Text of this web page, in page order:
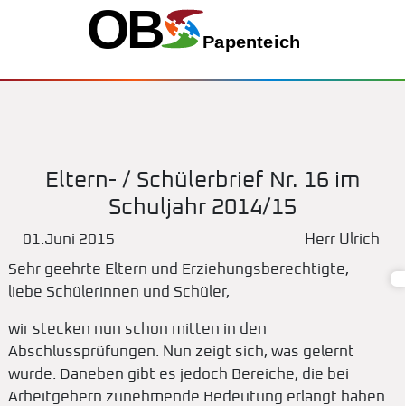
Eltern- / Schülerbrief Nr. 16 im
Schuljahr 2014/15
01.Juni 2015
Herr Ulrich
Sehr geehrte Eltern und Erziehungsberechtigte,
liebe Schülerinnen und Schüler,
wir stecken nun schon mitten in den
Abschlussprüfungen. Nun zeigt sich, was gelernt
wurde. Daneben gibt es jedoch Bereiche, die bei
Arbeitgebern zunehmende Bedeutung erlangt haben.